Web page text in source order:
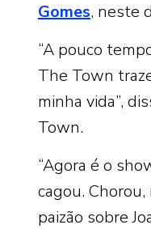
Gomes, neste
“A pouco
The Town
minha vida”,
Town.
“Agora é o
cagou.
paizão sobre